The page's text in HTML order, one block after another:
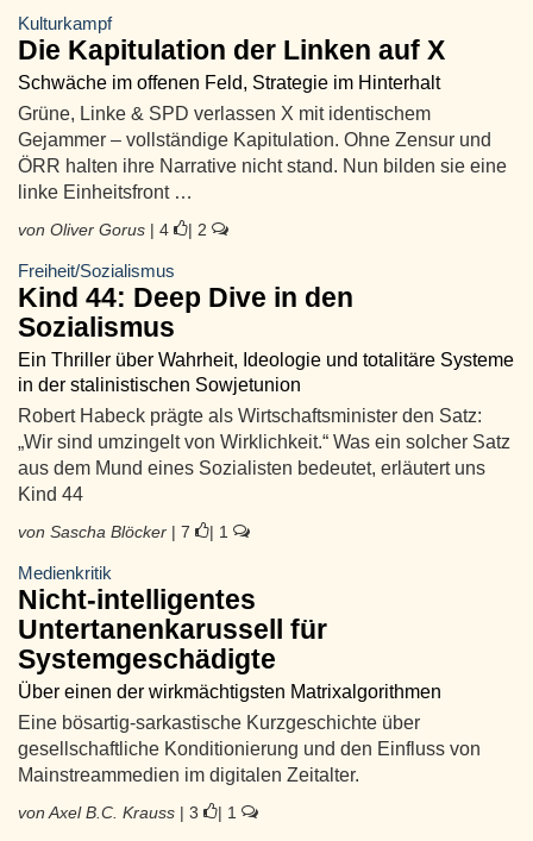
Kulturkampf
Die Kapitulation der Linken auf X
Schwäche im offenen Feld, Strategie im Hinterhalt
Grüne, Linke & SPD verlassen X mit identischem
Gejammer – vollständige Kapitulation. Ohne Zensur und
ÖRR halten ihre Narrative nicht stand. Nun bilden sie eine
linke Einheitsfront …
von Oliver Gorus | 4 | 2
Freiheit/Sozialismus
Kind 44: Deep Dive in den
Sozialismus
Ein Thriller über Wahrheit, Ideologie und totalitäre Systeme
in der stalinistischen Sowjetunion
Robert Habeck prägte als Wirtschaftsminister den Satz:
„Wir sind umzingelt von Wirklichkeit.“ Was ein solcher Satz
aus dem Mund eines Sozialisten bedeutet, erläutert uns
Kind 44
von Sascha Blöcker | 7 | 1
Medienkritik
Nicht-intelligentes
Untertanenkarussell für
Systemgeschädigte
Über einen der wirkmächtigsten Matrixalgorithmen
Eine bösartig-sarkastische Kurzgeschichte über
gesellschaftliche Konditionierung und den Einfluss von
Mainstreammedien im digitalen Zeitalter.
von Axel B.C. Krauss | 3 | 1